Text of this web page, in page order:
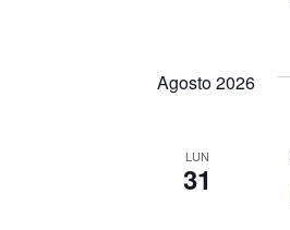
Agosto 2026
LUN
31